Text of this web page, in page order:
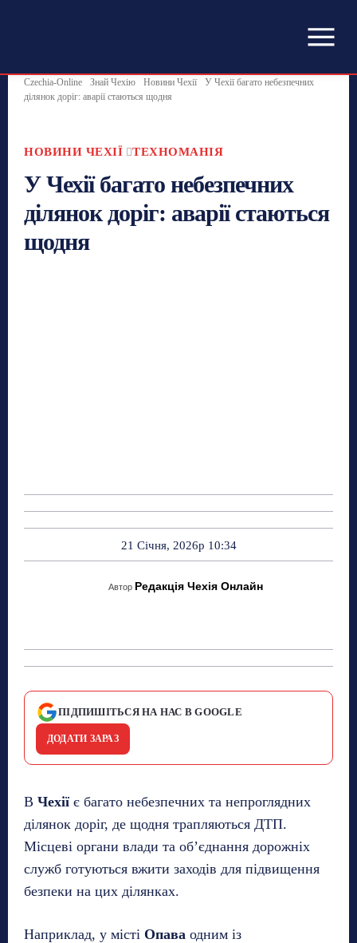
Czechia-Online Знай Чехію Новини Чехії
У Чехії багато небезпечних
ділянок доріг: аварії стаються щодня
НОВИНИ ЧЕХІЇ ТЕХНОМАНІЯ
У Чехії багато небезпечних
ділянок доріг: аварії стаються
щодня
21 Січня, 2026р 10:34
Автор Редакція Чехія Онлайн
ПІДПИШІТЬСЯ НА НАС В GOOGLE
ДОДАТИ ЗАРАЗ
В Чехії є багато небезпечних та непроглядних
ділянок доріг, де щодня трапляються ДТП.
Місцеві органи влади та об’єднання дорожніх
служб готуються вжити заходів для підвищення
безпеки на цих ділянках.
Наприклад, у місті Опава одним із